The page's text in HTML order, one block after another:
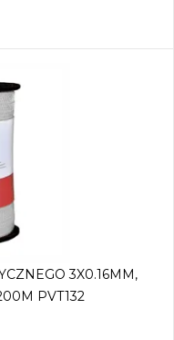
3X0.16MM,
PVT132